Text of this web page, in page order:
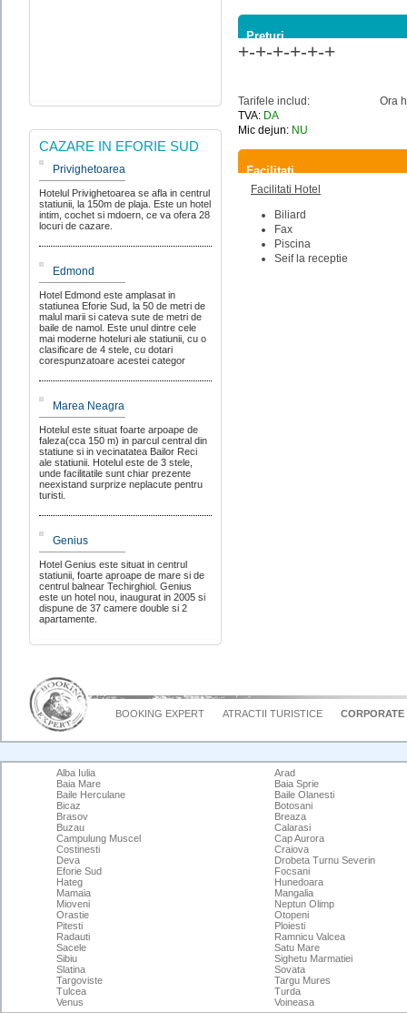
CAZARE IN EFORIE SUD
Privighetoarea
Hotelul Privighetoarea se afla in centrul
statiunii, la 150m de plaja. Este un hotel
intim, cochet si mdoern, ce va ofera 28
locuri de cazare.
Edmond
Hotel Edmond este amplasat in
statiunea Eforie Sud, la 50 de metri de
malul marii si cateva sute de metri de
baile de namol. Este unul dintre cele
mai moderne hoteluri ale statiunii, cu o
clasificare de 4 stele, cu dotari
corespunzatoare acestei categor
Marea Neagra
Hotelul este situat foarte arpoape de
faleza(cca 150 m) in parcul central din
statiune si in vecinatatea Bailor Reci
ale statiunii. Hotelul este de 3 stele,
unde facilitatile sunt chiar prezente
neexistand surprize neplacute pentru
turisti.
Genius
Hotel Genius este situat in centrul
statiunii, foarte aproape de mare si de
centrul balnear Techirghiol. Genius
este un hotel nou, inaugurat in 2005 si
dispune de 37 camere double si 2
apartamente.
Preturi
+-+-+-+-+-+
Tarifele includ:
TVA: DA
Mic dejun: NU
Ora
Facilitati
Facilitati Hotel
Biliard
Fax
Piscina
Seif la receptie
BOOKING EXPERT ATRACTII TURISTICE CORPORATE
Alba Iulia
Arad
Baia Mare
Baia Sprie
Baile Herculane
Baile Olanesti
Bicaz
Botosani
Brasov
Breaza
Buzau
Calarasi
Campulung Muscel
Cap Aurora
Costinesti
Craiova
Deva
Drobeta Turnu Severin
Eforie Sud
Focsani
Hateg
Hunedoara
Mamaia
Mangalia
Mioveni
Neptun Olimp
Orastie
Otopeni
Pitesti
Ploiesti
Radauti
Ramnicu Valcea
Sacele
Satu Mare
Sibiu
Sighetu Marmatiei
Slatina
Sovata
Targoviste
Targu Mures
Tulcea
Turda
Venus
Voineasa